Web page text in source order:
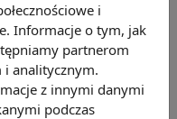
i
Informacje o tym, jak
partnerom
i analitycznym.
z innymi danymi
podczas